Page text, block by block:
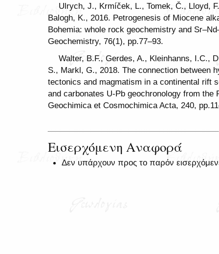
Ulrych, J., Krmíček, L., Tomek, Č., Lloyd,
Balogh, K., 2016. Petrogenesis of Miocene
Bohemia: whole rock geochemistry and
Geochemistry, 76(1), pp.77–93.
Walter, B.F., Gerdes, A., Kleinhanns, I.C.,
S., Markl, G., 2018. The connection between
tectonics and magmatism in a continental rift
and carbonates U-Pb geochronology from the
Geochimica et Cosmochimica Acta, 240,
Εισερχόμενη Αναφορά
Δεν υπάρχουν προς το παρόν